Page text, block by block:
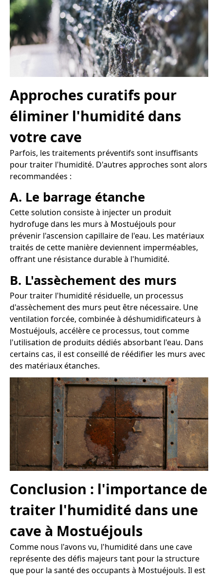
Approches curatifs pour
éliminer l'humidité dans
votre cave
Parfois, les traitements préventifs sont insuffisants
pour traiter l'humidité. D'autres approches sont alors
recommandées :
A. Le barrage étanche
Cette solution consiste à injecter un produit
hydrofuge dans les murs à Mostuéjouls pour
prévenir l'ascension capillaire de l'eau. Les matériaux
traités de cette manière deviennent imperméables,
offrant une résistance durable à l'humidité.
B. L'assèchement des murs
Pour traiter l'humidité résiduelle, un processus
d'assèchement des murs peut être nécessaire. Une
ventilation forcée, combinée à déshumidificateurs à
Mostuéjouls, accélère ce processus, tout comme
l'utilisation de produits dédiés absorbant l'eau. Dans
certains cas, il est conseillé de réédifier les murs avec
des matériaux étanches.
Conclusion : l'importance de
traiter l'humidité dans une
cave à Mostuéjouls
Comme nous l'avons vu, l'humidité dans une cave
représente des défis majeurs tant pour la structure
que pour la santé des occupants à Mostuéjouls. Il est